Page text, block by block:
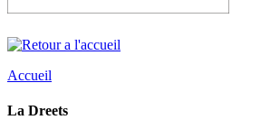
Accueil
La Dreets